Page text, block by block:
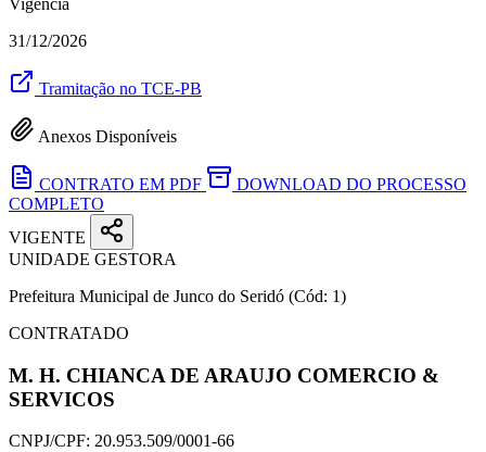
31/12/2026
Tramitação no TCE-PB
Anexos Disponíveis
CONTRATO EM PDF
DOWNLOAD DO PROCESSO
COMPLETO
VIGENTE
UNIDADE GESTORA
Prefeitura Municipal de Junco do Seridó (Cód: 1)
CONTRATADO
M. H. CHIANCA DE ARAUJO COMERCIO &
SERVICOS
CNPJ/CPF: 20.953.509/0001-66